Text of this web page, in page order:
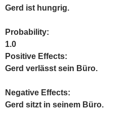
Gerd ist hungrig.
Probability:
1.0
Positive Effects:
Gerd verlässt sein Büro.
Negative Effects:
Gerd sitzt in seinem Büro.